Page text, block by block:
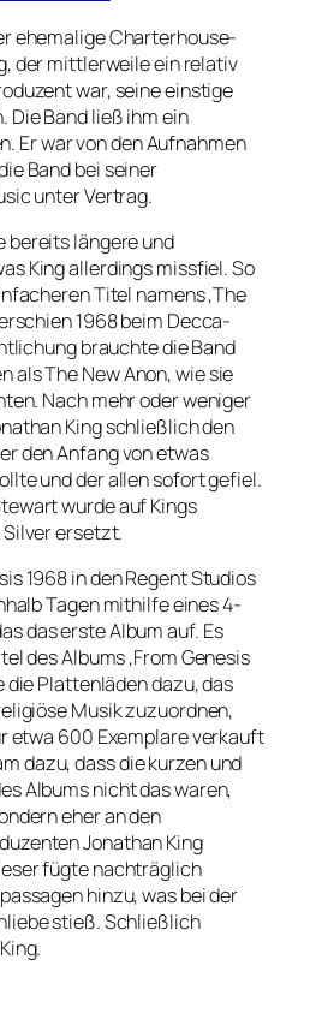
ehemalige Charterhouse-
der mittlerweile ein relativ
war, seine einstige
Die Band ließ ihm ein
Er war von den Aufnahmen
Band bei seiner
unter Vertrag.
bereits längere und
King allerdings missfiel. So
Titel namens ‚The
1968 beim Decca-
brauchte die Band
als The New Anon, wie sie
Nach mehr oder weniger
King schließlich den
den Anfang von etwas
und der allen sofort gefiel.
wurde auf Kings
ersetzt.
1968 in den Regent Studios
Tagen mithilfe eines 4-
das erste Album auf. Es
des Albums ‚From Genesis
die Plattenläden dazu, das
Musik zuzuordnen,
etwa 600 Exemplare verkauft
dazu, dass die kurzen und
Albums nicht das waren,
eher an den
Jonathan King
fügte nachträglich
hinzu, was bei der
stieß. Schließlich